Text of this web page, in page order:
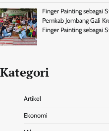
Finger Painting sebagai
Pemkab Jombang Gali
Finger Painting sebagai
Kategori
Artikel
Ekonomi